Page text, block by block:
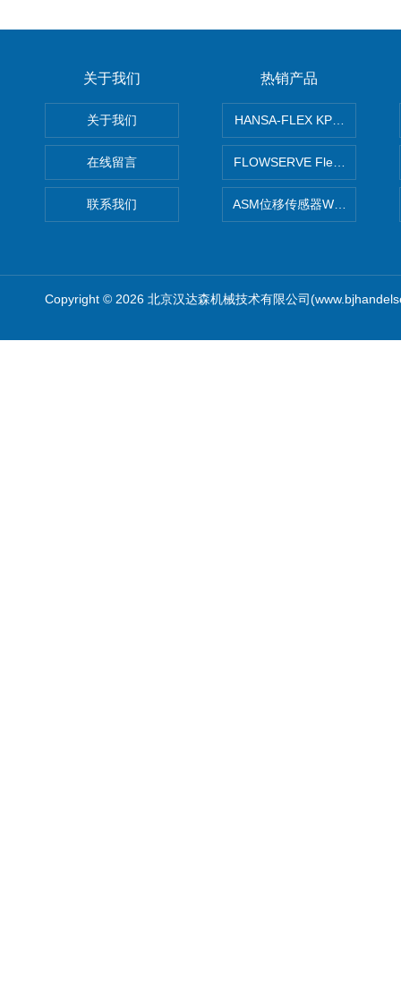
关于我们
关于我们
在线留言
联系我们
热销产品
HANSA-FLEX KP100P紧凑
FLOWSERVE Flex Wedge闸
ASM位移传感器WS10-750
Copyright © 2026 北京汉达森机械技术有限公司